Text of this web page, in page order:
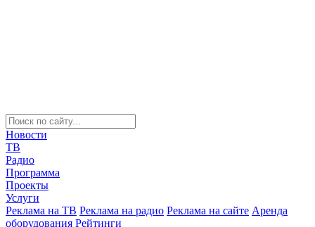
Новости
ТВ
Радио
Программа
Проекты
Услуги
Реклама на ТВ Реклама на радио Реклама на сайте Аренда
оборудования Рейтинги